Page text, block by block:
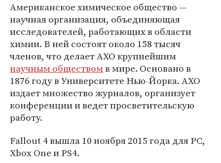
Американское химическое общество —
научная организация, объединяющая
исследователей, работающих в области
химии. В ней состоят около 158 тысяч
членов, что делает АХО крупнейшим
научным обществомв мире. Основано в
1876 году в Университете Нью-Йорка. АХО
издает множество журналов, организует
конференции и ведет просветительскую
работу.
Fallout 4 вышла 10 ноября 2015 года для PC,
Xbox One и PS4.